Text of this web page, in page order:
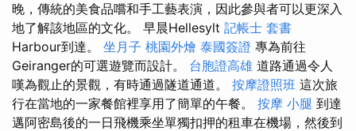
晚，傳統的美食品嚐和手工藝表演，因此參與者可以更深入
地了解該地區的文化。 早晨Hellesylt 記帳士 套書
Harbour到達。 坐月子 桃園外燴 泰國簽證 專為前往
Geiranger的可選遊覽而設計。 台胞證高雄 道路通過令人
嘆為觀止的景觀，有時通過隧道通道。 按摩證照班 這次旅
行在當地的一家餐館裡享用了簡單的午餐。 按摩 小腿 到達
邁阿密島後的一日飛機乘坐單獨扣押的租車在機場，然後到